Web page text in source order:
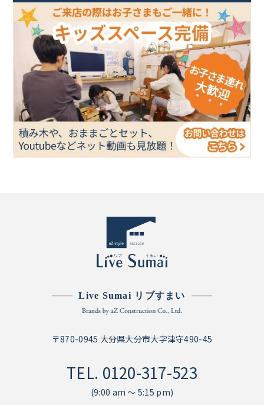
Live Sumai リブすまい
〒870-0945 大分県大分市大字津守490-45
TEL. 0120-317-523
(9:00 am ～ 5:15 pm)